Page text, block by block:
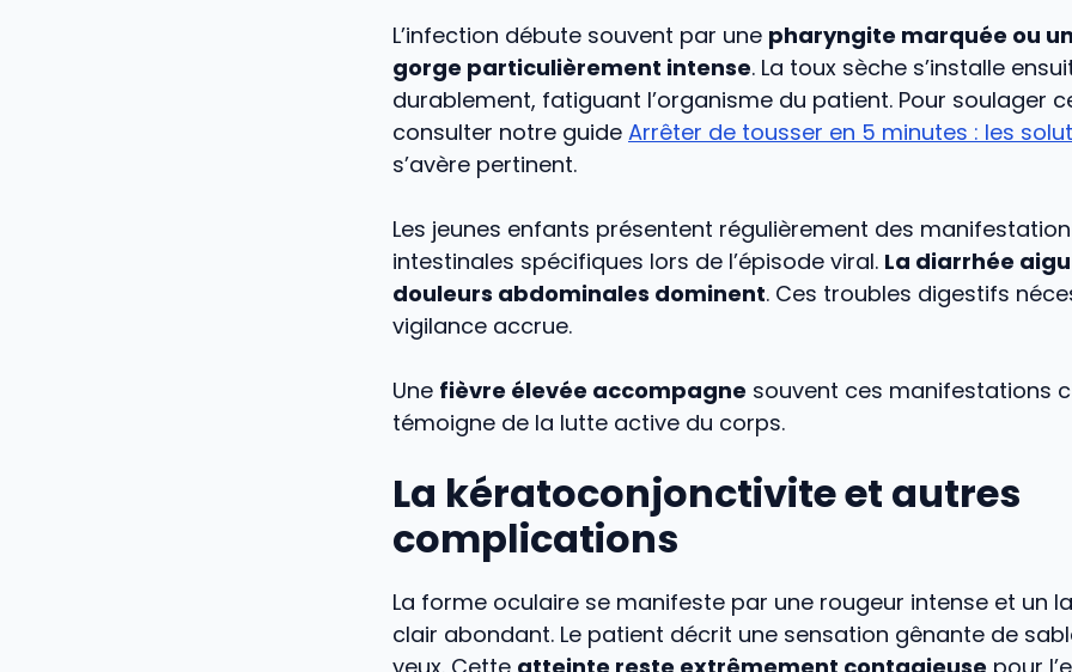
L’infection débute souvent par une pharyngite marquée ou
gorge particulièrement intense. La toux sèche s’installe
durablement, fatiguant l’organisme du patient. Pour soulager
consulter notre guide Arrêter de tousser en 5 minutes : les
s’avère pertinent.
Les jeunes enfants présentent régulièrement des
intestinales spécifiques lors de l’épisode viral. La diarrhée
douleurs abdominales dominent. Ces troubles digestifs
vigilance accrue.
Une fièvre élevée accompagne souvent ces manifestations
témoigne de la lutte active du corps.
La kératoconjonctivite et autres
complications
La forme oculaire se manifeste par une rougeur intense et un
clair abondant. Le patient décrit une sensation gênante de